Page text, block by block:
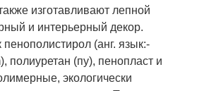
изготавливают лепной
и интерьерный декор.
пенополистирол (анг. язык:-
полиуретан (пу), пенопласт и
экологически